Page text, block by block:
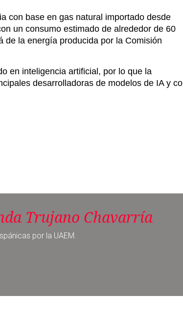
en inteligencia artificial, por lo que la
desarrolladoras de modelos de IA y con
Santa Claus y Reyes Magos